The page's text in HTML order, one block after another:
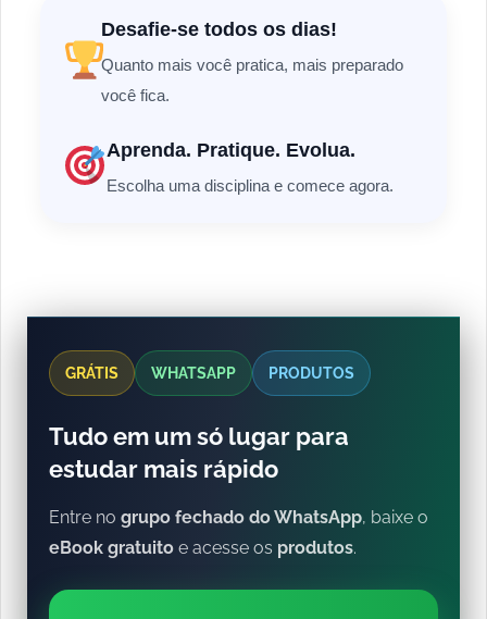
Desafie-se todos os dias!
Quanto mais você pratica, mais preparado
você fica.
Aprenda. Pratique. Evolua.
Escolha uma disciplina e comece agora.
GRÁTIS WHATSAPP PRODUTOS
Tudo em um só lugar para
estudar mais rápido
Entre no grupo fechado do WhatsApp, baixe o
eBook gratuito e acesse os produtos.